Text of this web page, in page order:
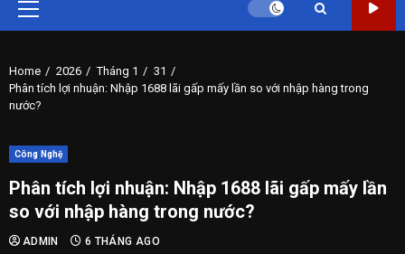
Primary
Menu
Home 2026 Tháng 1
31
Phân tích lợi nhuận: Nhập 1688 lãi gấp mấy lần so với nhập hàng trong
nước?
Công Nghệ
Phân tích lợi nhuận: Nhập 1688 lãi gấp mấy lần
so với nhập hàng trong nước?
ADMIN 6 THÁNG AGO